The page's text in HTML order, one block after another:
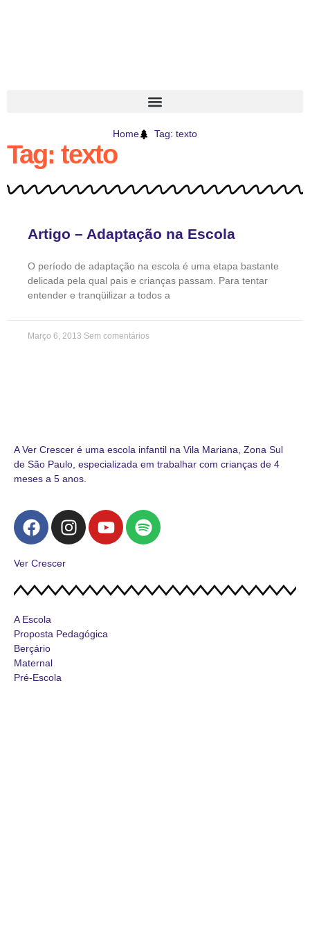
Home Tag: texto
Tag: texto
Artigo – Adaptação na Escola
O período de adaptação na escola é uma etapa bastante
delicada pela qual pais e crianças passam. Para tentar
entender e tranqüilizar a todos a
Março 6, 2013 Sem comentários
A Ver Crescer é uma escola infantil na Vila Mariana, Zona Sul
de São Paulo, especializada em trabalhar com crianças de 4
meses a 5 anos.
Ver Crescer
A Escola
Proposta Pedagógica
Berçário
Maternal
Pré-Escola